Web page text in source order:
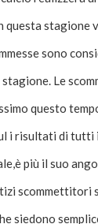
questa stagione
sono
Le
questo
i risultati di tutti
più il suo
scommettitori
siedono